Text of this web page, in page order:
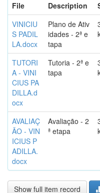
File
Description
VINICIU
S PADIL
LA.docx
Plano de Ativ
idades - 2ª e
tapa
TUTORI
A - VINI
CIUS PA
DILLA.d
ocx
Tutoria - 2ª e
tapa
AVALIAÇ
ÃO - VIN
ICIUS P
ADILLA.
docx
Avaliação - 2
ª etapa
Show full item record